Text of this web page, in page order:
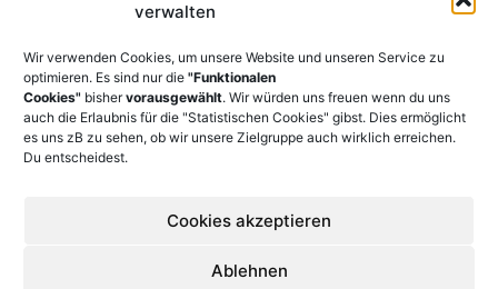
verwalten
Wir verwenden Cookies, um unsere Website und unseren Service zu
optimieren. Es sind nur die "Funktionalen
Cookies" bishervorausgewählt. Wir würden uns freuen wenn du uns
auch die Erlaubnis für die "Statistischen Cookies" gibst. Dies ermöglicht
es uns zB zu sehen, ob wir unsere Zielgruppe auch wirklich erreichen.
Du entscheidest.
Cookies akzeptieren
Ablehnen
82481 Murnau